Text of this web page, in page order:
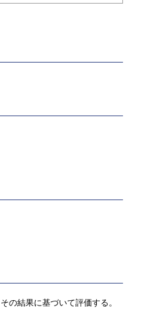
の結果に基づいて評価する。